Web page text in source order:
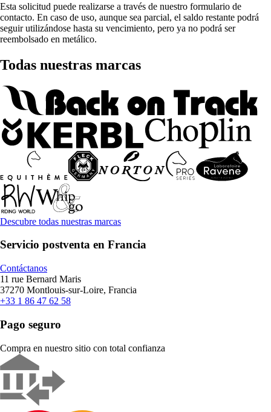
Esta solicitud puede realizarse a través de nuestro formulario de
contacto. En caso de uso, aunque sea parcial, el saldo restante podrá
seguir utilizándose hasta su vencimiento, pero ya no podrá ser
reembolsado en metálico.
Todas nuestras marcas
Descubre todas nuestras marcas
Servicio postventa en Francia
Contáctanos
11 rue Bernard Maris
37270 Montlouis-sur-Loire, Francia
+33 1 86 47 62 58
Pago seguro
Compra en nuestro sitio con total confianza